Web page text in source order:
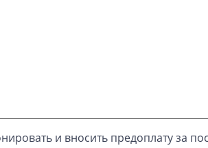
и вносить предоплату за